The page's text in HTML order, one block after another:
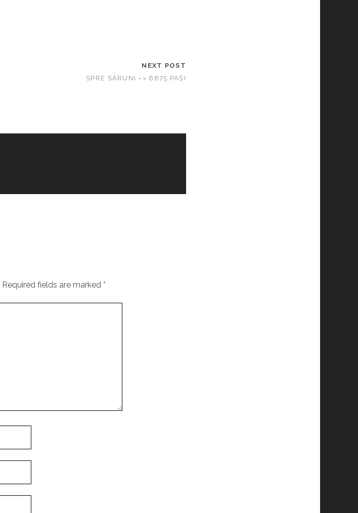
NEXT POST
SPRE SĂRUNI –> 6875 PAȘI
Required fields are marked *